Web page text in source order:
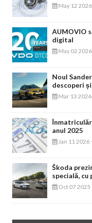
May 12 2026
AUMOVIO
digital
May 02 2026
Noul
descoperi
Mar 13 2026
anul 2025
Jan 11 2026
Škoda
specială,
Oct 07 2025